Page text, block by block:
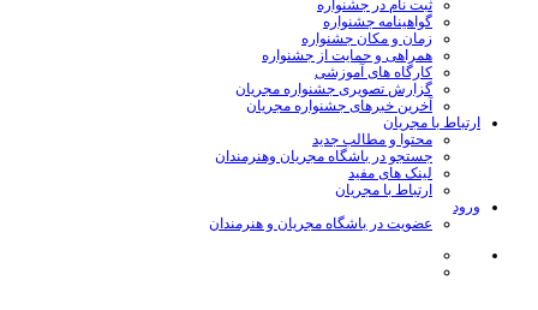
ثبت نام در جشنواره
گواهینامه جشنواره
زمان و مکان جشنواره
همراهی و حمایت از جشنواره
کارگاه های آموزشی
گزارش تصویری جشنواره مجریان
آخرین خبرهای جشنواره مجریان
ارتباط با مجریان
محتوا و مطالب جدید
جستجو در باشگاه مجریان وهنرمندان
لینک های مفید
ارتباط با مجریان
ورود
عضویت در باشگاه مجریان و هنرمندان